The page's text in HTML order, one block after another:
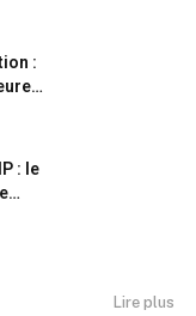
:
: le
Lire plus